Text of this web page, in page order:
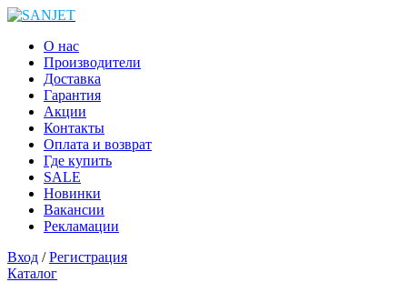
О нас
Производители
Доставка
Гарантия
Акции
Контакты
Оплата и возврат
Где купить
SALE
Новинки
Вакансии
Рекламации
Вход /Регистрация
Каталог